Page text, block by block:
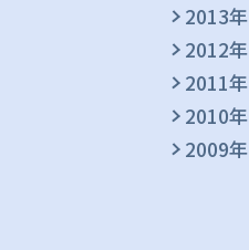
2013年
2012年
2011年
2010年
2009年